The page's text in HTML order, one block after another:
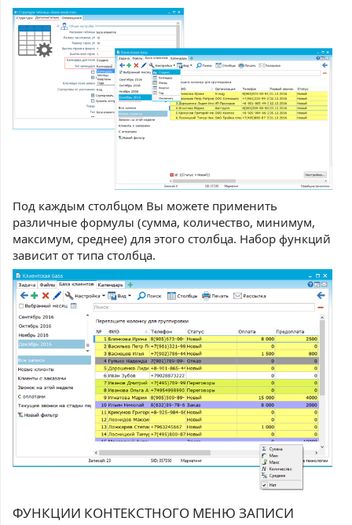
Под каждым столбцом Вы можете применить
различные формулы (сумма, количество, минимум,
максимум, среднее) для этого столбца. Набор функций
зависит от типа столбца.
ФУНКЦИИ КОНТЕКСТНОГО МЕНЮ ЗАПИСИ